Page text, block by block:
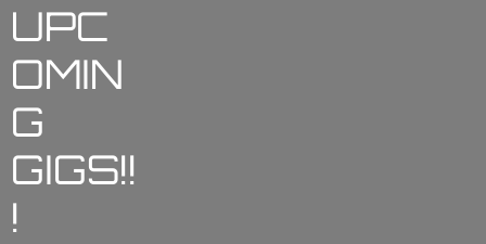
UPC
OMIN
G
GIGS!!
!